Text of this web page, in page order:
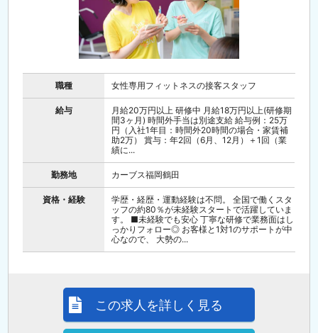
職種 女性専用フィットネスの接客スタッフ
給与
月給20万円以上 研修中 月給18万円以上(研修期
間3ヶ月) 時間外手当は別途支給 給与例：25万
円（入社1年目：時間外20時間の場合・家賃補
助2万） 賞与：年2回（6月、12月）＋1回（業
績に...
勤務地 カーブス福岡鶴田
資格・経験
学歴・経歴・運動経験は不問。 全国で働くスタ
ッフの約80％が未経験スタートで活躍していま
す。 ■未経験でも安心 丁寧な研修で業務面はし
っかりフォロー◎ お客様と1対1のサポートが中
心なので、 大勢の...
この求人を詳しく見る